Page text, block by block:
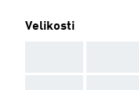
Velikosti